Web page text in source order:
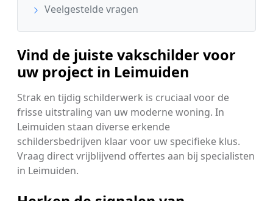
Veelgestelde vragen
Vind de juiste vakschilder voor
uw project in Leimuiden
Strak en tijdig schilderwerk is cruciaal voor de
frisse uitstraling van uw moderne woning. In
Leimuiden staan diverse erkende
schildersbedrijven klaar voor uw specifieke klus.
Vraag direct vrijblijvend offertes aan bij specialisten
in Leimuiden.